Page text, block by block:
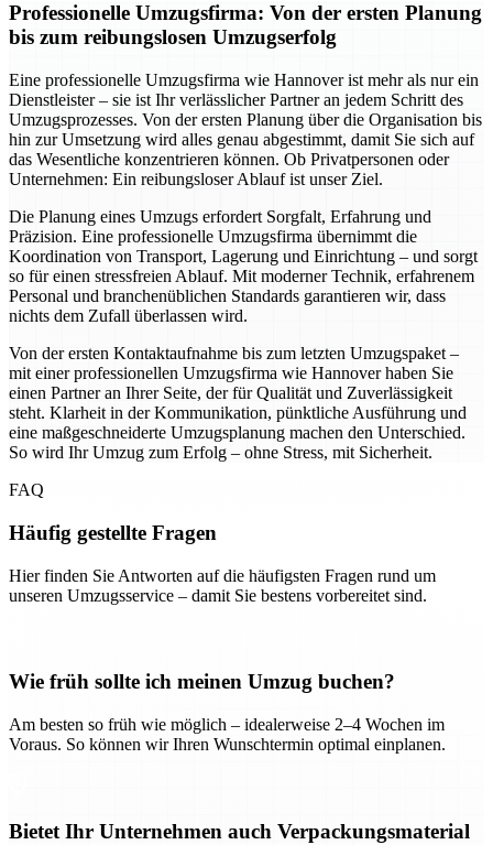
Professionelle Umzugsfirma: Von der ersten Planung
bis zum reibungslosen Umzugserfolg
Eine professionelle Umzugsfirma wie Hannover ist mehr als nur ein
Dienstleister – sie ist Ihr verlässlicher Partner an jedem Schritt des
Umzugsprozesses. Von der ersten Planung über die Organisation bis
hin zur Umsetzung wird alles genau abgestimmt, damit Sie sich auf
das Wesentliche konzentrieren können. Ob Privatpersonen oder
Unternehmen: Ein reibungsloser Ablauf ist unser Ziel.
Die Planung eines Umzugs erfordert Sorgfalt, Erfahrung und
Präzision. Eine professionelle Umzugsfirma übernimmt die
Koordination von Transport, Lagerung und Einrichtung – und sorgt
so für einen stressfreien Ablauf. Mit moderner Technik, erfahrenem
Personal und branchenüblichen Standards garantieren wir, dass
nichts dem Zufall überlassen wird.
Von der ersten Kontaktaufnahme bis zum letzten Umzugspaket –
mit einer professionellen Umzugsfirma wie Hannover haben Sie
einen Partner an Ihrer Seite, der für Qualität und Zuverlässigkeit
steht. Klarheit in der Kommunikation, pünktliche Ausführung und
eine maßgeschneiderte Umzugsplanung machen den Unterschied.
So wird Ihr Umzug zum Erfolg – ohne Stress, mit Sicherheit.
FAQ
Häufig gestellte Fragen
Hier finden Sie Antworten auf die häufigsten Fragen rund um
unseren Umzugsservice – damit Sie bestens vorbereitet sind.
Wie früh sollte ich meinen Umzug buchen?
Am besten so früh wie möglich – idealerweise 2–4 Wochen im
Voraus. So können wir Ihren Wunschtermin optimal einplanen.
Bietet Ihr Unternehmen auch Verpackungsmaterial